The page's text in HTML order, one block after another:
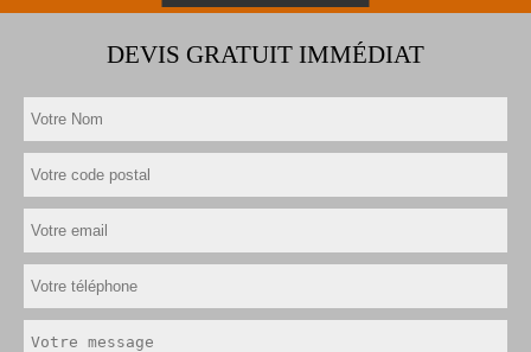
DEVIS GRATUIT IMMÉDIAT